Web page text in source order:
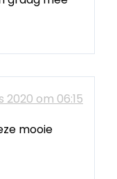
2020 om 06:15
mooie